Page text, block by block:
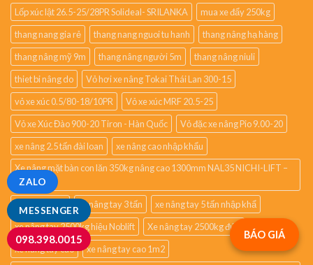
MESSENGER
ZALO
098.398.0015
Lốp xúc lật 26.5-25/28PR Solideal- SRILANKA
mua xe đẩy 250kg
thang nang gia rẻ
thang nang nguoi tu hanh
thang nâng hạ hàng
thang nâng mỹ 9m
thang nâng người 5m
thang nâng niuli
thiet bi nâng do
Vỏ hơi xe nâng Tokai Thái Lan 300-15
vỏ xe xúc 0.5/80-18/10PR
Vỏ xe xúc MRF 20.5-25
Vỏ xe Xúc Đào 900-20 Tiron - Hàn Quốc
Vỏ đặc xe nâng Pio 9.00-20
xe nâng 2.5 tấn đài loan
xe nâng cao nhập khẩu
Xe nâng mặt bàn con lăn 350kg nâng cao 1300mm NAL35 NICHI-LIFT –
JAPAN
xe nâng tay 3 tấn
xe nâng tay 5 tấn nhập khẩ
xe nâng tay 2500kg hiệu Noblift
Xe nâng tay 2500kg đức
xe nâng tay cao
xe nâng tay cao 1m2
BÁO GIÁ